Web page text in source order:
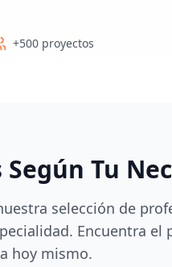
+500 proyectos
Tu
selección de
Encuentra
hoy mismo.